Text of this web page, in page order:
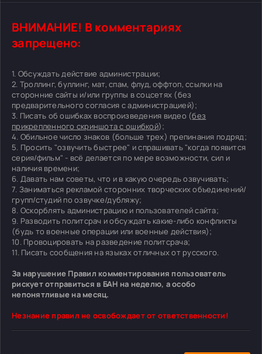
ВНИМАНИЕ! В комментариях
запрещено:
1. Обсуждать действие администрации;
2. Троллинг, буллинг, мат, спам, флуд, оффтоп, ссылки на
сторонние сайты и/или группы в соцсетях (без
предварительного согласия с администрацией);
3. Писать об ошибках воспроизведения видео (без
прикрепленного скриншота с ошибкой);
4. Обильное число знаков (больше трех) препинания подряд;
5. Просить "озвучить быстрее" и спрашивать "когда появится
серия/фильм" - всё делается по мере возможности, сил и
наличия времени;
6. Давать нам советы, что и в какую очередь озвучивать;
7. Заниматься рекламой сторонних творческих объединений/
групп/студий по озвучке/дубляжу;
8. Оскорблять администрацию и пользователей сайта;
9. Разводить политсрач и обсуждать какие-либо конфликты
(будь то военные операции или военные действия);
10. Провоцировать на разведение политсрача;
11. Писать сообщения на языках отличных от русского.
За нарушение Правил комментирования пользователь
рискует отправиться в БАН на неделю, а особо
непонятливые на месяц.
Незнание правил не освобождает от ответственности!